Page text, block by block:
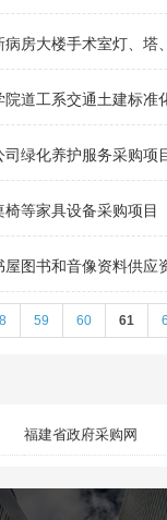
房大楼手术室灯、
道工系交通土建标
绿化养护服务采购项
等家具设备采购项目
图书和音像资料供应
59 60 61
福建省政府采购网